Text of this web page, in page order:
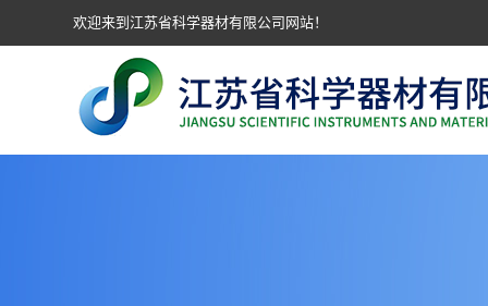
欢迎来到江苏省科学器材有限公司网站！